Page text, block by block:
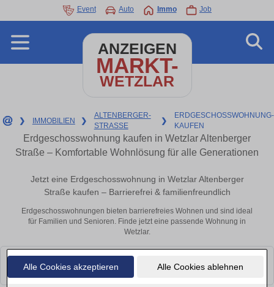
Alle Cookies akzeptieren Alle Cookies ablehnen
Event Auto Immo Job
ANZEIGEN
MARKT-
WETZLAR
❯ IMMOBILIEN ❯
ALTENBERGER-
STRASSE
❯
ERDGESCHOSSWOHNUNG-
KAUFEN
Erdgeschosswohnung kaufen in Wetzlar Altenberger
Straße – Komfortable Wohnlösung für alle Generationen
Jetzt eine Erdgeschosswohnung in Wetzlar Altenberger
Straße kaufen – Barrierefrei & familienfreundlich
Erdgeschosswohnungen bieten barrierefreies Wohnen und sind ideal
für Familien und Senioren. Finde jetzt eine passende Wohnung in
Wetzlar.
Leider konnten wir derzeit keine passenden Objekte finden. Schauen Sie
bald wieder vorbei!